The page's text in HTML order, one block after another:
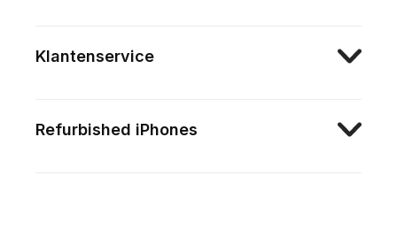
Klantenservice
Refurbished iPhones